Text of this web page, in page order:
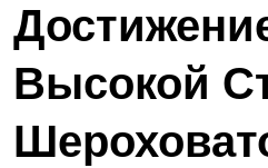
Высокой